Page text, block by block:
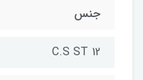
جنس
C.S ST 12